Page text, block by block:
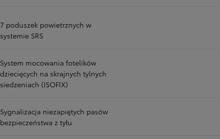
7 poduszek powietrznych w
systemie SRS
System mocowania fotelików
dziecięcych na skrajnych tylnych
siedzeniach (ISOFIX)
Sygnalizacja niezapiętych pasów
bezpieczeństwa z tyłu